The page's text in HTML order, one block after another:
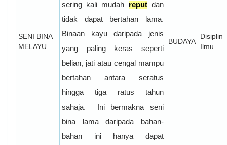
SENI BINA
MELAYU
sering kali mudah reputdan
tidak dapat bertahan lama.
Binaan kayu daripada jenis
yang paling keras seperti
belian, jati atau cengal mampu
bertahan antara seratus
hingga tiga ratus tahun
sahaja.
Ini bermakna seni
bina lama daripada bahan-
bahan ini hanya dapat
BUDAYA
Disiplin
Ilmu